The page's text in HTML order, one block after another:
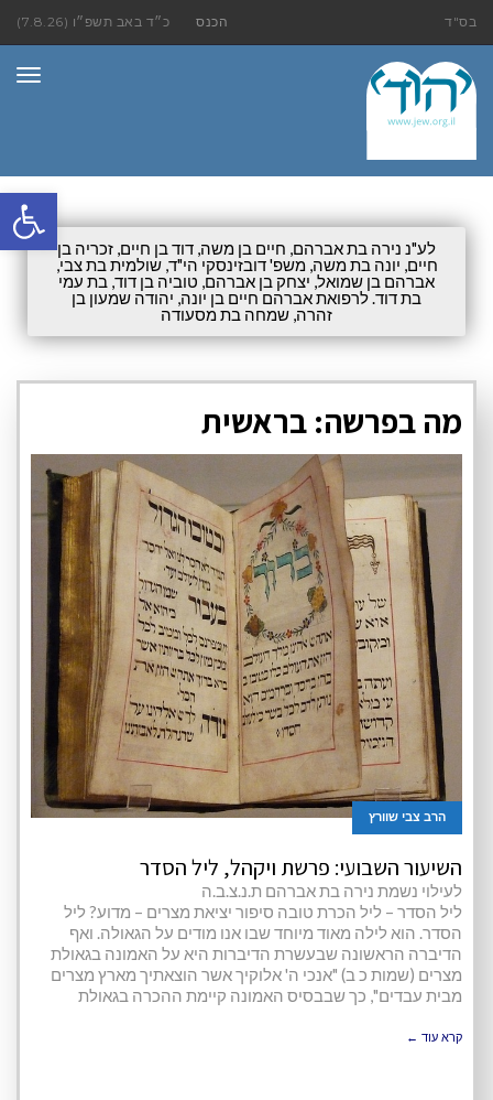
פתח
בס"ד הכנס כ״ד באב תשפ״ו (7.8.26)
לע"נ נירה בת אברהם, חיים בן משה, דוד בן חיים, זכריה בן
חיים, יונה בת משה, משפ' דובזינסקי הי"ד, שולמית בת צבי,
אברהם בן שמואל, יצחק בן אברהם, טוביה בן דוד, בת עמי
בת דוד. לרפואת אברהם חיים בן יונה, יהודה שמעון בן
זהרה, שמחה בת מסעודה
מה בפרשה: בראשית
הרב צבי שוורץ
השיעור השבועי: פרשת ויקהל, ליל הסדר
לעילוי נשמת נירה בת אברהם ת.נ.צ.ב.ה
ליל הסדר – ליל הכרת טובה סיפור יציאת מצרים – מדוע? ליל
הסדר. הוא לילה מאוד מיוחד שבו אנו מודים על הגאולה. ואף
הדיברה הראשונה שבעשרת הדיברות היא על האמונה בגאולת
מצרים (שמות כ ב) "אנכי ה' אלוקיך אשר הוצאתיך מארץ מצרים
מבית עבדים", כך שבבסיס האמונה קיימת ההכרה בגאולת
קרא עוד ←